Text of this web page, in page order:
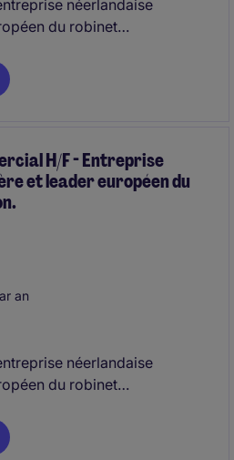
néerlandaise
du robinet
en France, Quooker
Commercial H/F, vous
H/F - Entreprise
et leader européen du
an
néerlandaise
du robinet
en France, Quooker